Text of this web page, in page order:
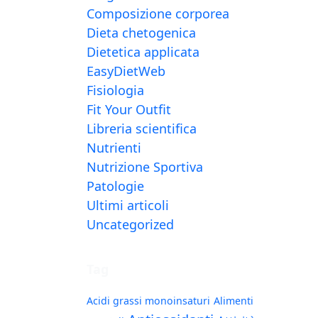
Composizione corporea
Dieta chetogenica
Dietetica applicata
EasyDietWeb
Fisiologia
Fit Your Outfit
Libreria scientifica
Nutrienti
Nutrizione Sportiva
Patologie
Ultimi articoli
Uncategorized
Acidi grassi monoinsaturi Alimenti